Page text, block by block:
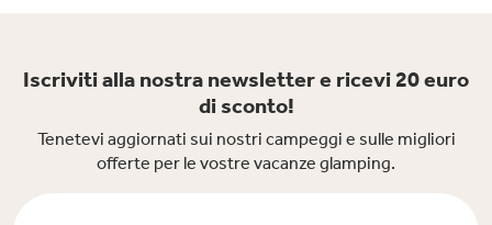
Iscriviti alla nostra newsletter e ricevi 20 euro
di sconto!
Tenetevi aggiornati sui nostri campeggi e sulle migliori
offerte per le vostre vacanze glamping.